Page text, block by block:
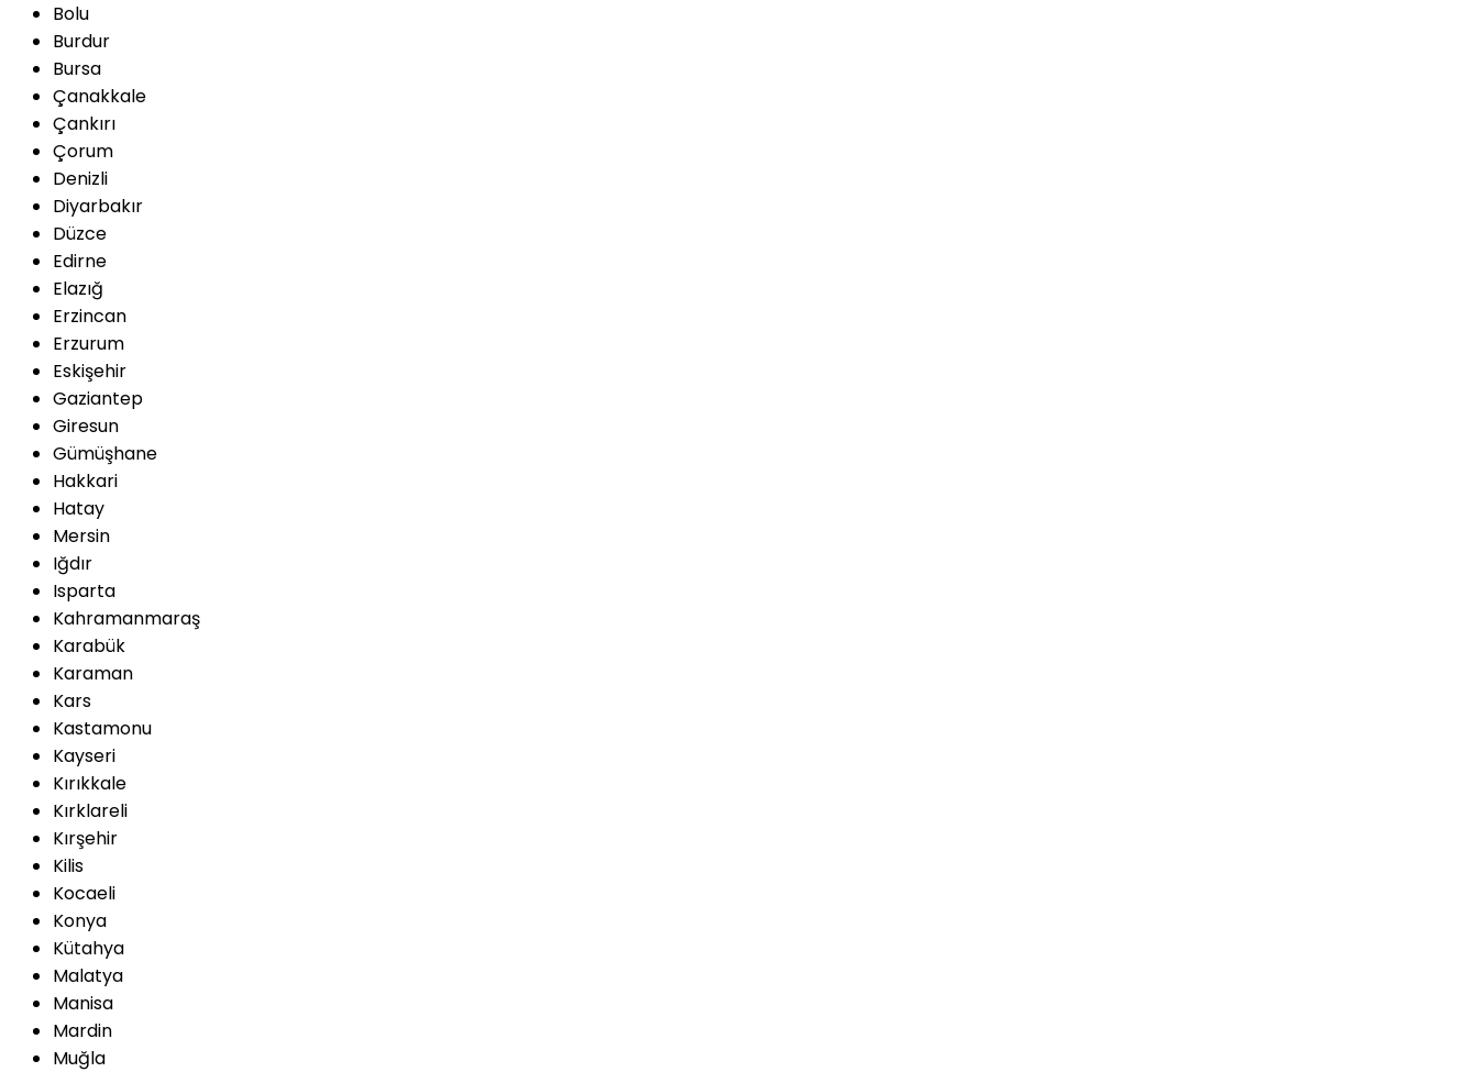
Bolu
Burdur
Bursa
Çanakkale
Çankırı
Çorum
Denizli
Diyarbakır
Düzce
Edirne
Elazığ
Erzincan
Erzurum
Eskişehir
Gaziantep
Giresun
Gümüşhane
Hakkari
Hatay
Mersin
Iğdır
Isparta
Kahramanmaraş
Karabük
Karaman
Kars
Kastamonu
Kayseri
Kırıkkale
Kırklareli
Kırşehir
Kilis
Kocaeli
Konya
Kütahya
Malatya
Manisa
Mardin
Muğla